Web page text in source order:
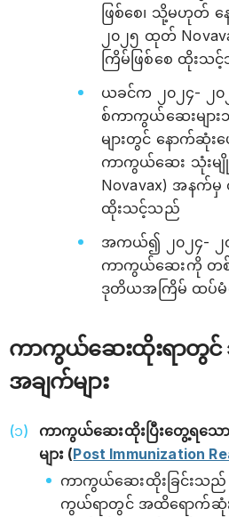
ဖြစ်စေ၊ သို့မဟုတ် န
၂၀၂၅ ထုတ်
ကြိမ်ဖြစ်စေ ထိုးသ
ယခင်က ၂၀၂၄-
စ်ကာကွယ်ဆေးမျာ
များတွင် နောက်ဆုံး
ကာကွယ်ဆေး သုံးမျိုး
Novavax) အနက်မှ
ထိုးသင့်သည်
အကယ်၍ ၂၀၂၄- ၂
ကာကွယ်ဆေးကို တစ်
ဒုတိယအကြိမ် ထပ်
ကာကွယ်ဆေးထိုးရာတွ
အချက်များ
ကာကွယ်‌ဆေးထိုးပြီးတွေ့ရသ
များ (Post Immunization
ကာကွယ်ဆေးထိုးခြင်းသည်
ကွယ်ရာတွင် အထိ‌ရောက်ဆုံး